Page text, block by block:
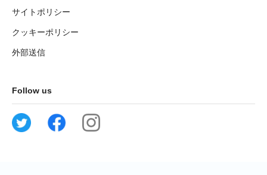
サイトポリシー
クッキーポリシー
外部送信
Follow us